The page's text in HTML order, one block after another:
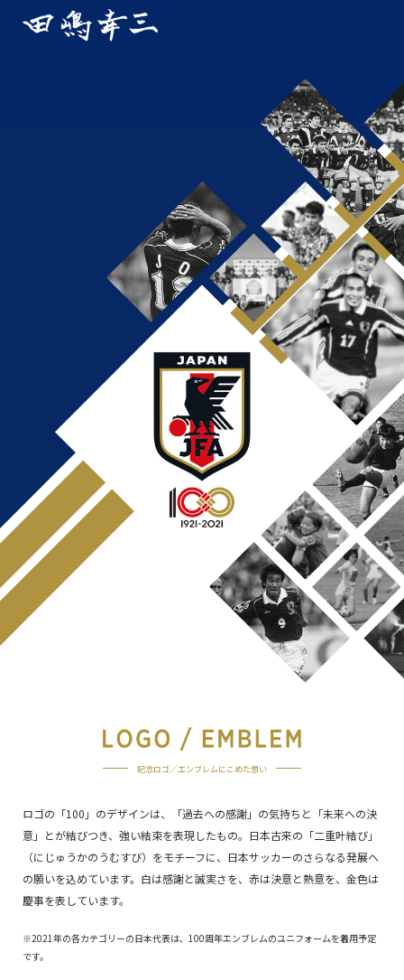
記念ロゴ／エンブレムにこめた想い
ロゴの「100」のデザインは、「過去への感謝」の気持ちと「未来への決
意」とが結びつき、強い結束を表現したもの。日本古来の「二重叶結び」
（にじゅうかのうむすび）をモチーフに、日本サッカーのさらなる発展へ
の願いを込めています。白は感謝と誠実さを、赤は決意と熱意を、金色は
慶事を表しています。
※2021年の各カテゴリーの日本代表は、100周年エンブレムのユニフォームを着用予定
です。